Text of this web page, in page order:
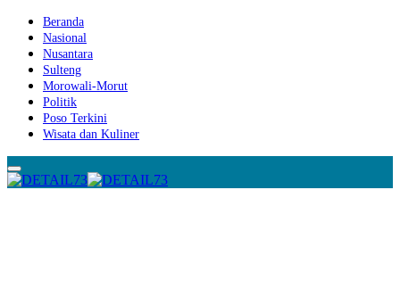
Beranda
Nasional
Nusantara
Sulteng
Morowali-Morut
Politik
Poso Terkini
Wisata dan Kuliner